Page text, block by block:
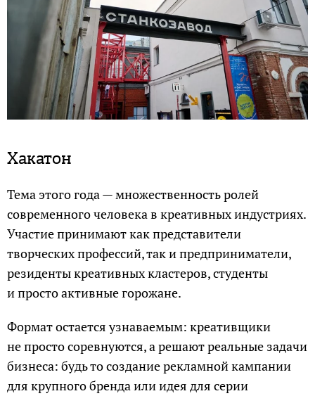
Хакатон
Тема этого года — множественность ролей
современного человека в креативных индустриях.
Участие принимают как представители
творческих профессий, так и предприниматели,
резиденты креативных кластеров, студенты
и просто активные горожане.
Формат остается узнаваемым: креативщики
не просто соревнуются, а решают реальные задачи
бизнеса: будь то создание рекламной кампании
для крупного бренда или идея для серии